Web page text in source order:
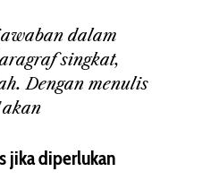
dalam
singkat,
Dengan menulis
jika diperlukan